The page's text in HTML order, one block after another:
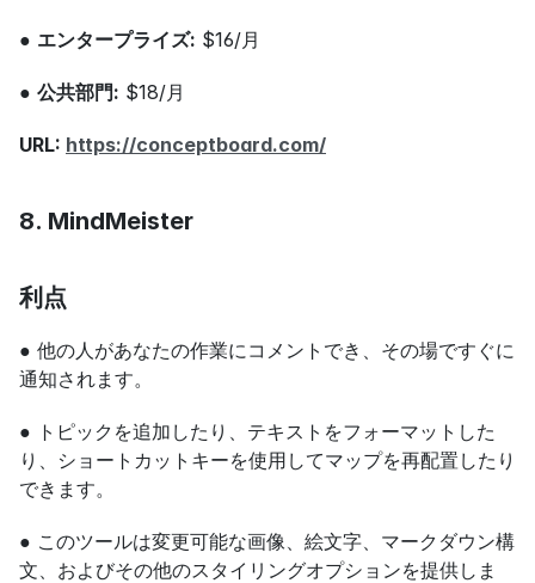
● エンタープライズ: $16/月
● 公共部門: $18/月
URL: https://conceptboard.com/
8. MindMeister
利点
● 他の人があなたの作業にコメントでき、その場ですぐに
通知されます。
● トピックを追加したり、テキストをフォーマットした
り、ショートカットキーを使用してマップを再配置したり
できます。
● このツールは変更可能な画像、絵文字、マークダウン構
文、およびその他のスタイリングオプションを提供しま